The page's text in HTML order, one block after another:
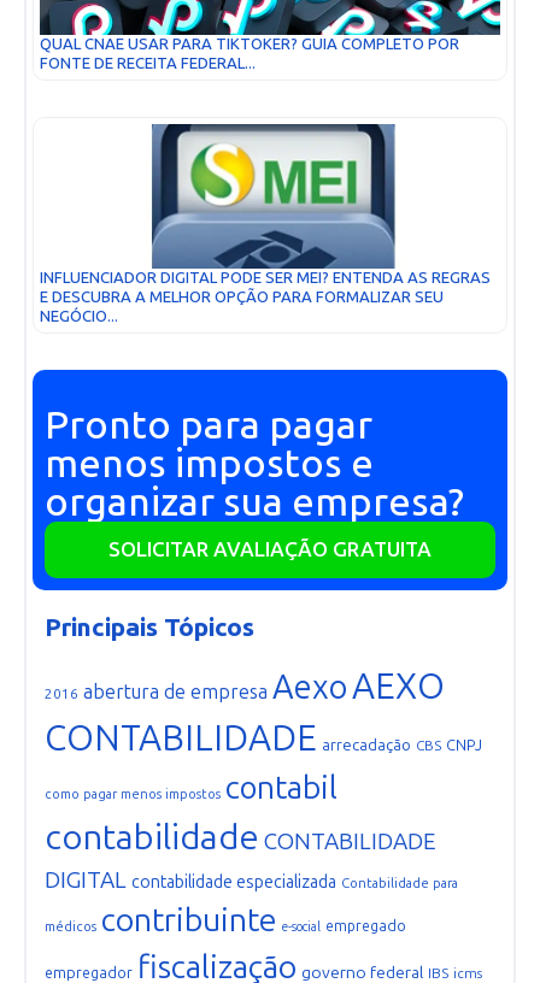
QUAL CNAE USAR PARA TIKTOKER? GUIA COMPLETO POR
FONTE DE RECEITA FEDERAL...
INFLUENCIADOR DIGITAL PODE SER MEI? ENTENDA AS REGRAS
E DESCUBRA A MELHOR OPÇÃO PARA FORMALIZAR SEU
NEGÓCIO...
Pronto para pagar
menos impostos e
organizar sua empresa?
SOLICITAR AVALIAÇÃO GRATUITA
Principais Tópicos
2016 abertura de empresa AexoAEXO
CONTABILIDADE arrecadação CBS CNPJ
como pagar menos impostos contabil
contabilidade CONTABILIDADE
DIGITAL contabilidade especializada Contabilidade para
médicos contribuinte e-social empregado
empregador fiscalização governo federal IBS icms